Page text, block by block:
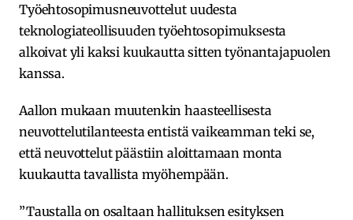
Työehtosopimusneuvottelut uudesta
teknologiateollisuuden työehtosopimuksesta
alkoivat yli kaksi kuukautta sitten työnantajapuolen
kanssa.
Aallon mukaan muutenkin haasteellisesta
neuvottelutilanteesta entistä vaikeamman teki se,
että neuvottelut päästiin aloittamaan monta
kuukautta tavallista myöhempään.
”Taustalla on osaltaan hallituksen esityksen